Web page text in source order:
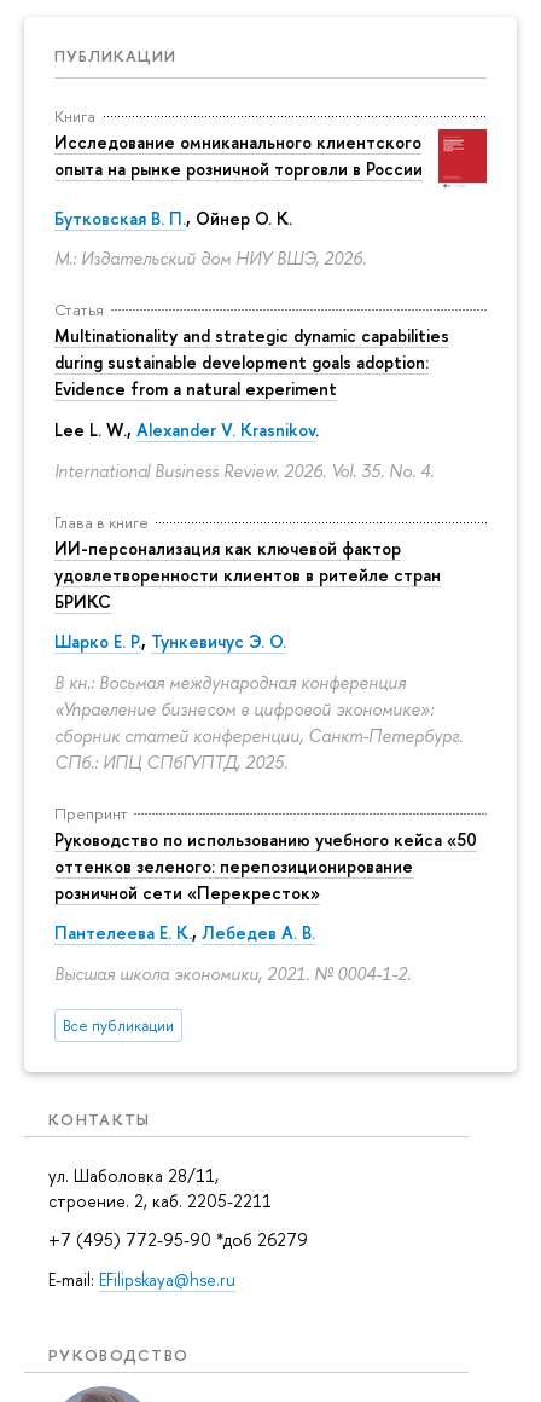
ПУБЛИКАЦИИ
Книга
Исследование омниканального клиентского
опыта на рынке розничной торговли в России
Бутковская В. П., Ойнер О. К.
М.: Издательский дом НИУ ВШЭ, 2026.
Статья
Multinationality and strategic dynamic capabilities
during sustainable development goals adoption:
Evidence from a natural experiment
Lee L. W., Alexander V. Krasnikov.
International Business Review. 2026. Vol. 35. No. 4.
Глава в книге
ИИ-персонализация как ключевой фактор
удовлетворенности клиентов в ритейле стран
БРИКС
Шарко Е. Р., Тункевичус Э. О.
В кн.: Восьмая международная конференция
«Управление бизнесом в цифровой экономике»:
сборник статей конференции, Санкт-Петербург.
СПб.: ИПЦ СПбГУПТД, 2025.
Препринт
Руководство по использованию учебного кейса «50
оттенков зеленого: перепозиционирование
розничной сети «Перекресток»
Пантелеева Е. К., Лебедев А. В.
Высшая школа экономики, 2021. № 0004-1-2.
Все публикации
КОНТАКТЫ
ул. Шаболовка 28/11,
строение. 2, каб. 2205-2211
+7 (495) 772-95-90 *доб 26279
E-mail: EFilipskaya@hse.ru
РУКОВОДСТВО